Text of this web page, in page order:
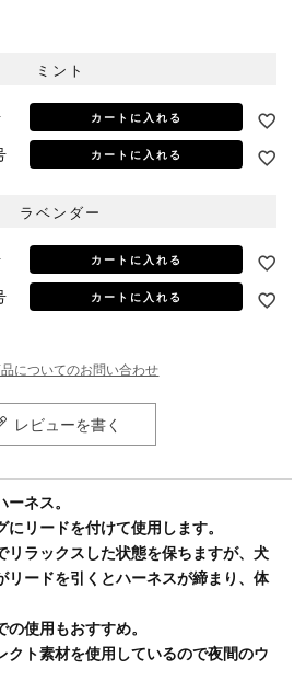
ミント
カートに入れる
カートに入れる
ラベンダー
カートに入れる
カートに入れる
についてのお問い合わせ
レビューを書く
ネス。
リードを付けて使用します。
リラックスした状態を保ちますが、犬
リードを引くとハーネスが締まり、体
使用もおすすめ。
クト素材を使用しているので夜間のウ